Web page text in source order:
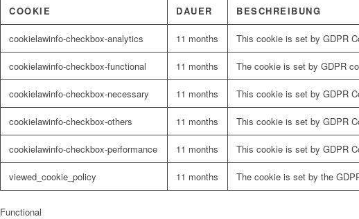
Künstlerbedarf
Infrarotpaneele
COOKIE
DAUER BESCHREIBUNG
cookielawinfo-checkbox-analytics 11 months This cookie is set by GDPR
cookielawinfo-checkbox-functional 11 months The cookie is set by GDPR
cookielawinfo-checkbox-necessary 11 months This cookie is set by GDPR
cookielawinfo-checkbox-others 11 months This cookie is set by GDPR
cookielawinfo-checkbox-performance 11 months This cookie is set by GDPR
viewed_cookie_policy 11 months The cookie is set by the
Functional